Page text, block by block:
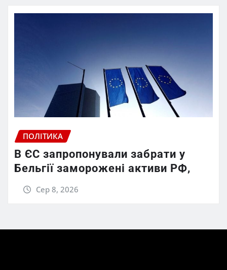
ПОЛІТИКА
В ЄС запропонували забрати у
Бельгії заморожені активи РФ,
Сер 8, 2026